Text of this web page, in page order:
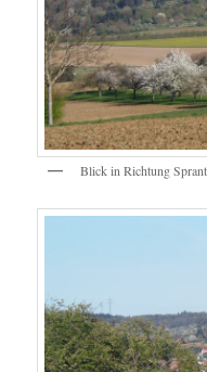
Blick in Richtung